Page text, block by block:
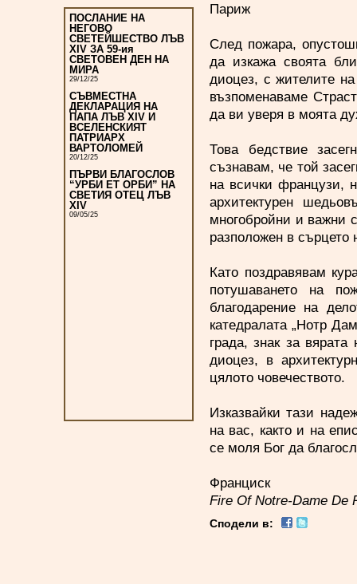
ПОСЛАНИЕ НА
НЕГОВО
СВЕТЕЙШЕСТВО ЛЪВ
XIV ЗА 59-ия
СВЕТОВЕН ДЕН НА
МИРА
29/12/25
СЪВМЕСТНА
ДЕКЛАРАЦИЯ НА
ПАПА ЛЪВ XIV И
ВСЕЛЕНСКИЯТ
ПАТРИАРХ
ВАРТОЛОМЕЙ
20/12/25
ПЪРВИ БЛАГОСЛОВ
“УРБИ ЕТ ОРБИ” НА
СВЕТИЯ ОТЕЦ ЛЪВ
XIV
09/05/25
Париж
След пожара,
да изкажа своята
диоцез, с жителите
възпоменаваме
да ви уверя в моята
Това бедствие
съзнавам, че той
на всички французи,
архитектурен
многобройни и важни
разположен в сърцето
Като поздравявам
потушаването на
благодарение на
катедралата „Нотр
града, знак за
диоцез, в
цялото човечеството.
Изказвайки тази
на вас, както и на
се моля Бог да
Франциск
Fire Of Notre-Dame De
Сподели в: